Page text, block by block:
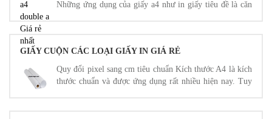
Những ứng dụng của giấy a4 như in giấy tiêu đề là căn
GIẤY CUỘN CÁC LOẠI GIẤY IN GIÁ RẺ
Quy đổi pixel sang cm tiêu chuẩn Kích thước A4 là kích
thước chuẩn và được ứng dụng rất nhiều hiện nay. Tuy